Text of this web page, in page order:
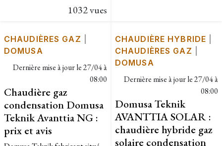
1032 vues
CHAUDIÈRES GAZ
DOMUSA
Dernière mise à jour le27/04 à
08:00
Chaudière gaz
condensation Domusa
Teknik Avanttia NG :
prix et avis
CHAUDIÈRE HYBRIDE
CHAUDIÈRES GAZ
DOMUSA
Dernière mise à jour le27/04 à
08:00
Domusa Teknik
AVANTTIA SOLAR :
chaudière hybride gaz
solaire condensation